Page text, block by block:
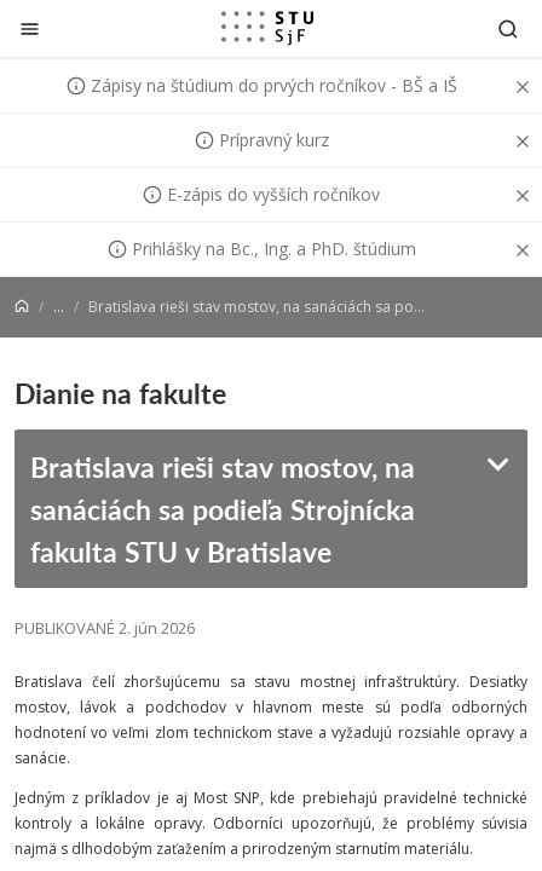
Prejsť na obsah
Zápisy na štúdium do prvých ročníkov - BŠ a IŠ
Prípravný kurz
E-zápis do vyšších ročníkov
Prihlášky na Bc., Ing. a PhD. štúdium
... Bratislava rieši stav mostov, na sanáciách sa podieľa SjF STU v Bratislave
Dianie na fakulte
Bratislava rieši stav mostov, na
sanáciách sa podieľa Strojnícka
fakulta STU v Bratislave
PUBLIKOVANÉ 2. jún 2026
Bratislava čelí zhoršujúcemu sa stavu mostnej infraštruktúry. Desiatky
mostov, lávok a podchodov v hlavnom meste sú podľa odborných
hodnotení vo veľmi zlom technickom stave a vyžadujú rozsiahle opravy a
sanácie.
Jedným z príkladov je aj Most SNP, kde prebiehajú pravidelné technické
kontroly a lokálne opravy. Odborníci upozorňujú, že problémy súvisia
najmä s dlhodobým zaťažením a prirodzeným starnutím materiálu.